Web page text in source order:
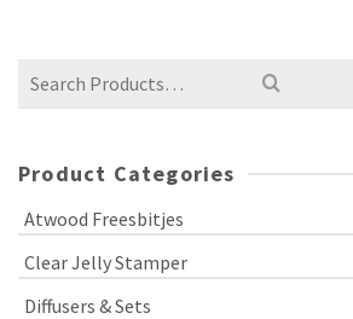
Product Categories
Atwood Freesbitjes
Clear Jelly Stamper
Diffusers & Sets